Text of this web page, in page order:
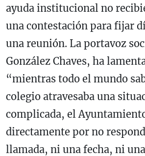
ayuda institucional no
una contestación para fijar
una reunión. La portavoz
González Chaves, ha
“mientras todo el mundo
colegio atravesaba una
complicada, el
directamente por no
llamada, ni una fecha, ni